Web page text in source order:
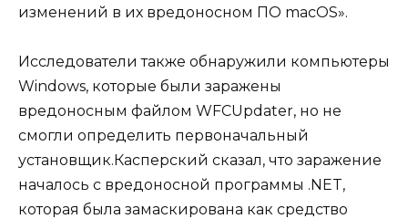
изменений в их вредоносном ПО macOS».
Исследователи также обнаружили компьютеры
Windows, которые были заражены
вредоносным файлом WFCUpdater, но не
смогли определить первоначальный
установщик.Касперский сказал, что заражение
началось с вредоносной программы .NET,
которая была замаскирована как средство